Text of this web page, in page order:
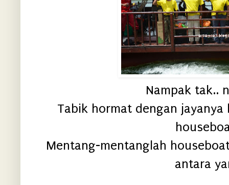
Nampak tak..
Tabik hormat dengan
Mentang-mentanglah
antara